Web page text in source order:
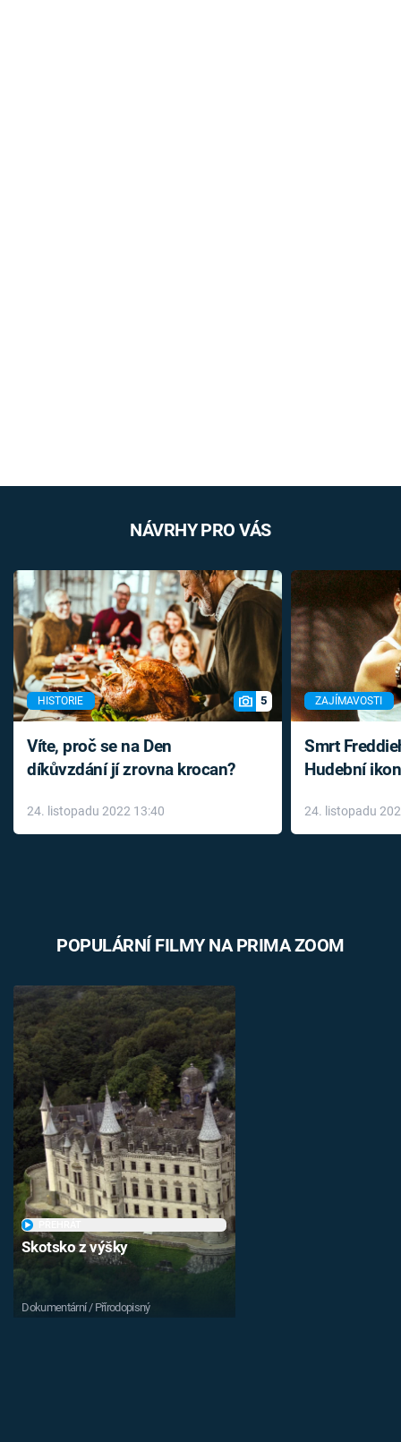
NÁVRHY PRO VÁS
HISTORIE 5
Víte, proč se na Den
díkůvzdání jí zrovna krocan?
24. listopadu 2022 13:40
ZAJÍMAVOSTI
Smrt
Hudební
léky
24. listopadu
POPULÁRNÍ FILMY NA PRIMA ZOOM
Skotsko z výšky
Dokumentární / Přírodopisný